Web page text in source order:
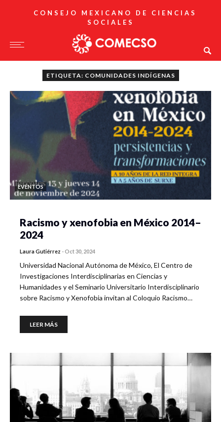
CONSEJO MEXICANO DE CIENCIAS
SOCIALES
ETIQUETA: COMUNIDADES INDÍGENAS
EVENTOS
Racismo y xenofobia en México 2014–
2024
Laura Gutiérrez -Oct 30, 2024
Universidad Nacional Autónoma de México, El Centro de
Investigaciones Interdisciplinarias en Ciencias y
Humanidades y el Seminario Universitario Interdisciplinario
sobre Racismo y Xenofobia invitan al Coloquio Racismo…
LEER MÁS